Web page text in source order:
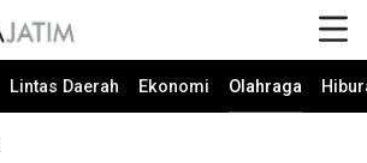
Lintas Daerah Ekonomi Olahraga